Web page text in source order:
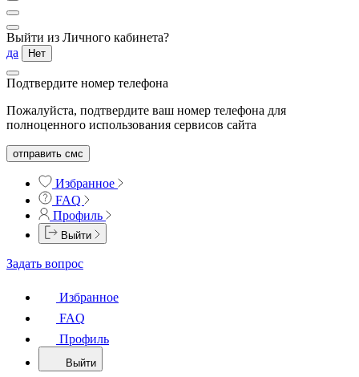
Выйти из Личного кабинета?
да
Нет
Подтвердите номер телефона
Пожалуйста, подтвердите ваш номер телефона для
полноценного использования сервисов сайта
отправить смс
Избранное
FAQ
Профиль
Выйти
Задать вопрос
Избранное
FAQ
Профиль
Выйти